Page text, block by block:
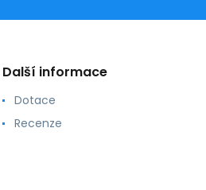
Další informace
Dotace
Recenze